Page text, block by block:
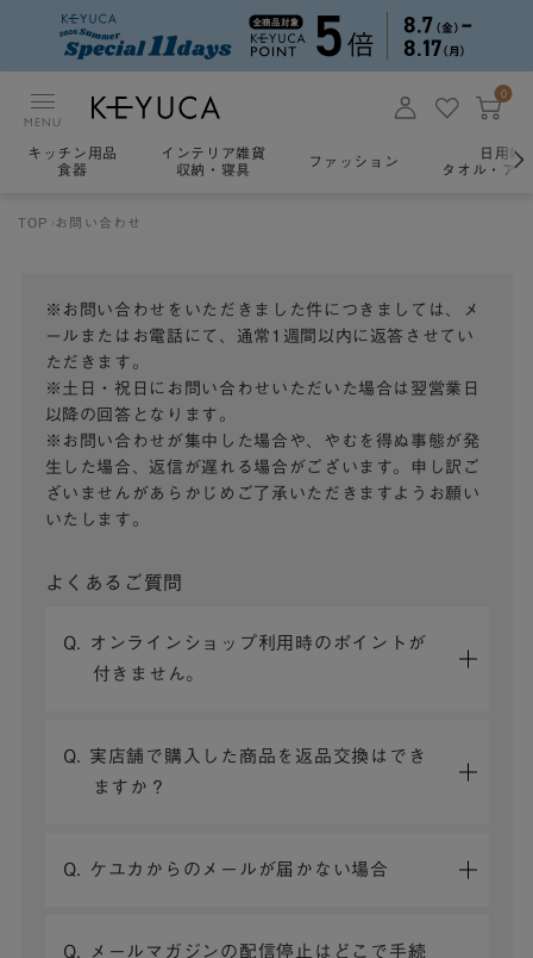
MENU
0
キッチン用品
食器
インテリア雑貨
収納・寝具
ファッション
日用雑
タオル・ア
TOP お問い合わせ
※お問い合わせをいただきました件につきましては、メ
ールまたはお電話にて、通常1週間以内に返答させてい
ただきます。
※土日・祝日にお問い合わせいただいた場合は翌営業日
以降の回答となります。
※お問い合わせが集中した場合や、やむを得ぬ事態が発
生した場合、返信が遅れる場合がございます。申し訳ご
ざいませんがあらかじめご了承いただきますようお願い
いたします。
よくあるご質問
Q. オンラインショップ利用時のポイントが
付きません。
Q. 実店舗で購入した商品を返品交換はでき
ますか？
Q. ケユカからのメールが届かない場合
Q. メールマガジンの配信停止はどこで手続